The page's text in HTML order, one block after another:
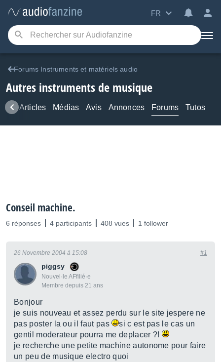
FR
Forums Instruments et matériels audio
Autres instruments de musique
Articles Médias Avis Annonces Forums Tutos
Conseil machine.
6 réponses 4 participants 408 vues 1 follower
piggsy
Nouvel·le AFfilié·e
Membre depuis 21 ans
26 Novembre 2004 à 15:08 #1
Bonjour
je suis nouveau et assez perdu sur le site jespere ne
pas poster la ou il faut pas
si c est pas le cas un
gentil moderateur pourra me deplacer ?!
je recherche une petite machine autonome pour faire
un peu de musique electro quoi